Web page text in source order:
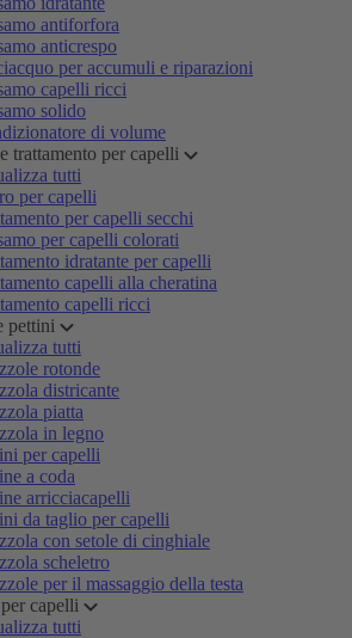
antiforfora
anticrespo
per accumuli e riparazioni
capelli ricci
solido
di volume
trattamento per capelli
tutti
per capelli
per capelli secchi
per capelli colorati
idratante per capelli
capelli alla cheratina
capelli ricci
pettini
tutti
rotonde
districante
piatta
in legno
per capelli
a coda
arricciacapelli
da taglio per capelli
con setole di cinghiale
scheletro
per il massaggio della testa
capelli
tutti